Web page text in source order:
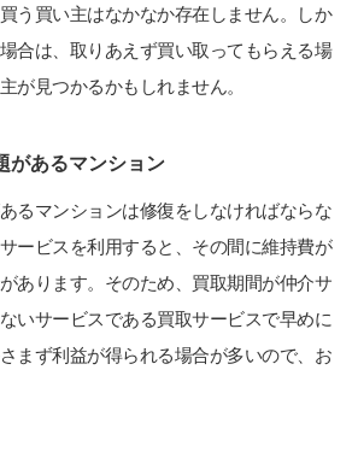
う買い主はなかなか存在しません。しか
合は、取りあえず買い取ってもらえる場
が見つかるかもしれません。
があるマンション
るマンションは修復をしなければならな
ービスを利用すると、その間に維持費が
あります。そのため、買取期間が仲介サ
いサービスである買取サービスで早めに
まず利益が得られる場合が多いので、お